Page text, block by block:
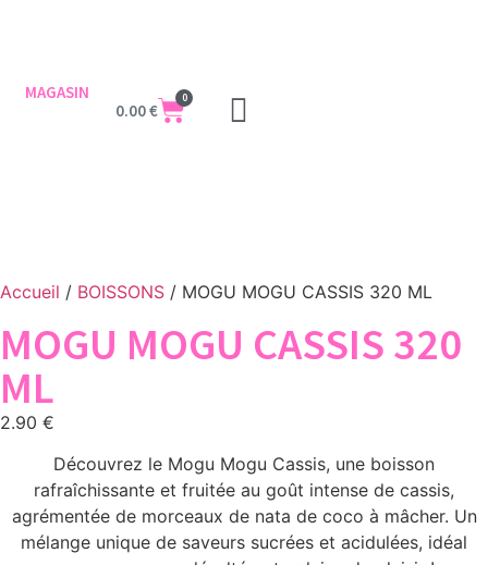
MAGASIN
0.00€
0
Accueil / BOISSONS / MOGU MOGU CASSIS 320 ML
MOGU MOGU CASSIS 320
ML
2.90 €
Découvrez le Mogu Mogu Cassis, une boisson
rafraîchissante et fruitée au goût intense de cassis,
agrémentée de morceaux de nata de coco à mâcher. Un
mélange unique de saveurs sucrées et acidulées, idéal